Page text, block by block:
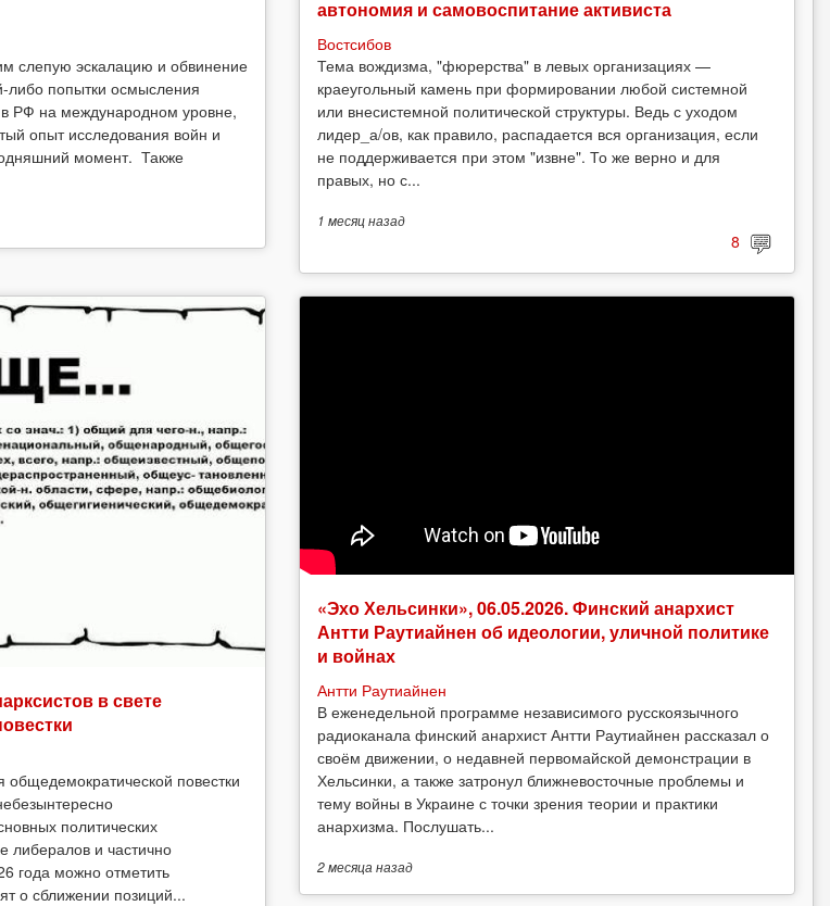
слепую эскалацию и обвинение
либо попытки осмысления
РФ на международном уровне,
опыт исследования войн и
момент. Также
автономия и самовоспитание активиста
Востсибов
Тема вождизма, "фюрерства" в левых организациях —
краеугольный камень при формировании любой системной
или внесистемной политической структуры. Ведь с уходом
лидер_а/ов, как правило, распадается вся организация, если
не поддерживается при этом "извне". То же верно и для
правых, но с...
1 месяцназад
8
в свете
повестки
политических
либералов и частично
года можно отметить
о сближении позиций...
«Эхо Хельсинки», 06.05.2026. Финский анархист
Антти Раутиайнен об идеологии, уличной политике
и войнах
Антти Раутиайнен
В еженедельной программе независимого русскоязычного
радиоканала финский анархист Антти Раутиайнен рассказал о
своём движении, о недавней первомайской демонстрации в
Хельсинки, а также затронул ближневосточные проблемы и
тему войны в Украине с точки зрения теории и практики
анархизма. Послушать...
2 месяца назад